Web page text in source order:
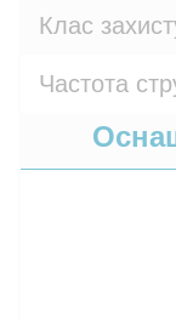
Клас
Частота